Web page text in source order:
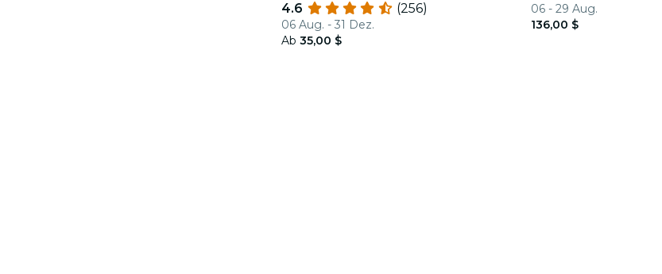
4.6
(256)
06 Aug. - 31 Dez.
Ab 35,00 $
06 - 29 Aug.
136,00 $